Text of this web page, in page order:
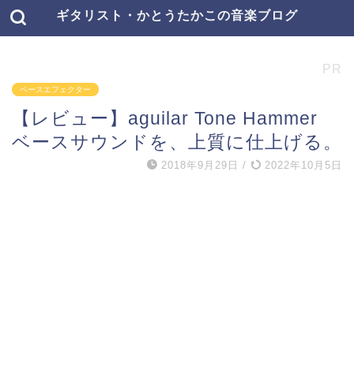
ギタリスト・かとうたかこの音楽ブログ
PR
ベースエフェクター
【レビュー】aguilar Tone Hammer
ベースサウンドを、上質に仕上げる。
2018年9月29日 / 2022年10月5日